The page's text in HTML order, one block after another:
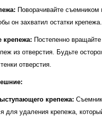
Поворачивайте съемником
он захватил остатки крепежа.
крепежа: Постепенно
из отверстия. Будьте
отверстия.
крепежа:
для удаления крепежа,